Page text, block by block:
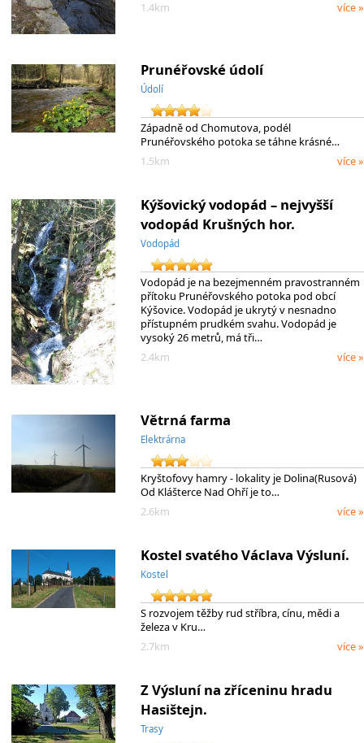
1.4km více »
Prunéřovské údolí
Údolí
Západně od Chomutova, podél
Prunéřovského potoka se táhne krásné…
1.5km
více »
Kýšovický vodopád – nejvyšší
vodopád Krušných hor.
Vodopád
Vodopád je na bezejmenném pravostranném
přítoku Prunéřovského potoka pod obcí
Kýšovice. Vodopád je ukrytý v nesnadno
přístupném prudkém svahu. Vodopád je
vysoký 26 metrů, má tři…
2.4km
více »
Větrná farma
Elektrárna
Kryštofovy hamry - lokality je Dolina(Rusová)
Od Klášterce Nad Ohří je to…
2.6km
více »
Kostel svatého Václava Výsluní.
Kostel
S rozvojem těžby rud stříbra, cínu, mědi a
železa v Kru…
2.7km
více »
Z Výsluní na zříceninu hradu
Hasištejn.
Trasy